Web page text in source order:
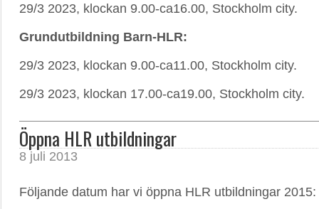
29/3 2023, klockan 9.00-ca16.00, Stockholm city.
Grundutbildning Barn-HLR:
29/3 2023, klockan 9.00-ca11.00, Stockholm city.
29/3 2023, klockan 17.00-ca19.00, Stockholm city.
Öppna HLR utbildningar
8 juli 2013
Följande datum har vi öppna HLR utbildningar 2015: